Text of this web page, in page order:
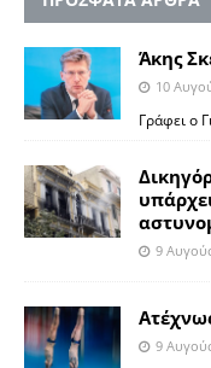
Άκης
10
Γράφει ο
9
9